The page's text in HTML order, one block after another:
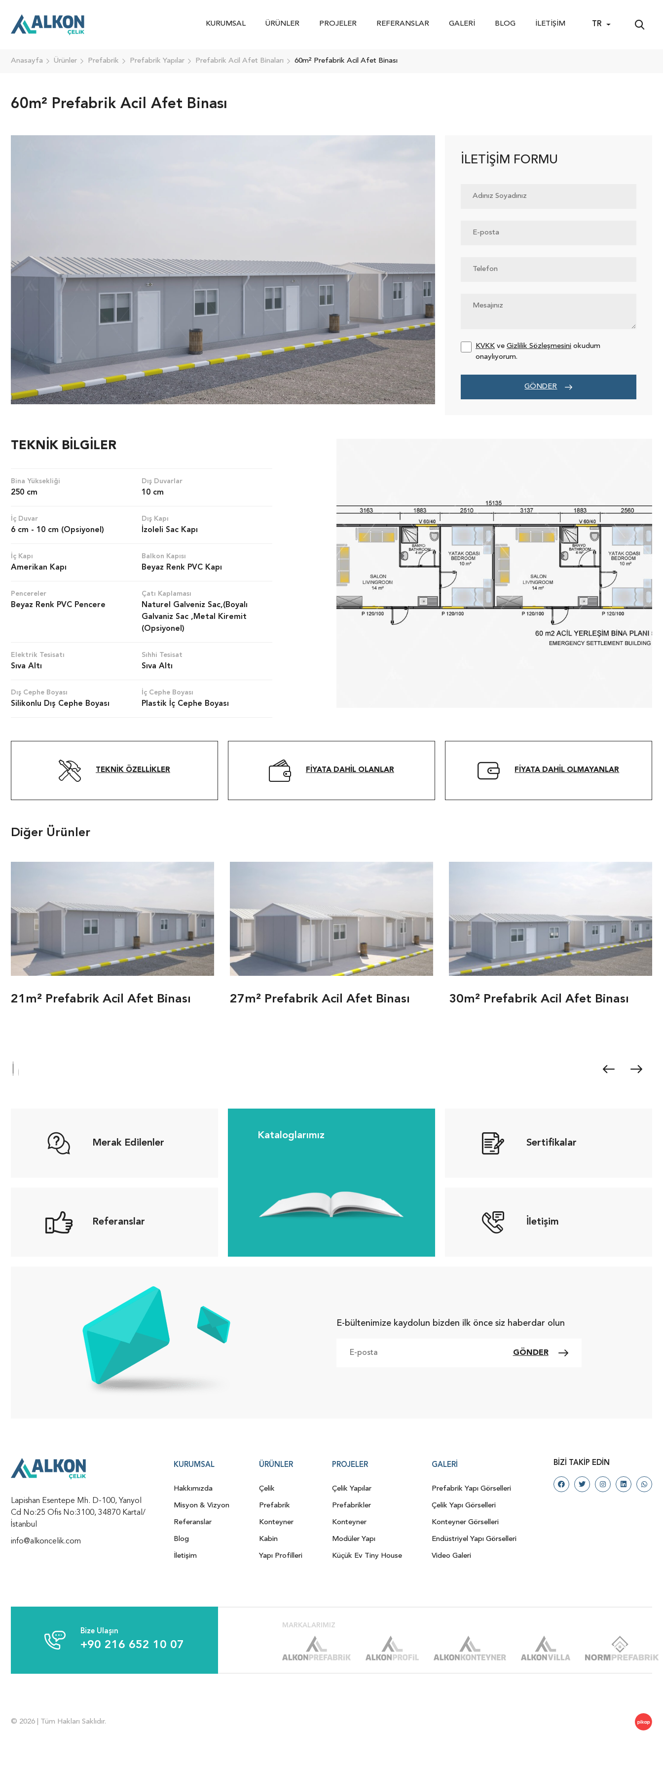
KURUMSAL ÜRÜNLER PROJELER REFERANSLAR GALERI BLOG İLETIŞIM TR
Anasayfa Ürünler Prefabrik Prefabrik Yapılar Prefabrik Acil Afet Binaları 60m² Prefabrik Acil Afet Binası
60m² Prefabrik Acil Afet Binası
İLETIŞIM FORMU
KVKK ve Gizlilik Sözleşmesini okudum
onaylıyorum.
GÖNDER
TEKNİK BİLGİLER
Bina Yüksekliği
250 cm
Dış Duvarlar
10 cm
İç Duvar
6 cm - 10 cm (Opsiyonel)
Dış Kapı
İzoleli Sac Kapı
İç Kapı
Amerikan Kapı
Balkon Kapısı
Beyaz Renk PVC Kapı
Pencereler
Beyaz Renk PVC Pencere
Çatı Kaplaması
Naturel Galveniz Sac,(Boyalı
Galvaniz Sac ,Metal Kiremit
(Opsiyonel)
Elektrik Tesisatı
Sıva Altı
Sıhhi Tesisat
Sıva Altı
Dış Cephe Boyası
Silikonlu Dış Cephe Boyası
İç Cephe Boyası
Plastik İç Cephe Boyası
TEKNIK ÖZELLIKLER FIYATA DAHIL OLANLAR FIYATA DAHIL OLMAYANLAR
Diğer Ürünler
21m² Prefabrik Acil Afet Binası 27m² Prefabrik Acil Afet Binası 30m² Prefabrik Acil Afet Binası
Merak Edilenler
Referanslar
Kataloglarımız
Sertifikalar
İletişim
E-bültenimize kaydolun bizden ilk önce siz haberdar olun
GÖNDER
Lapishan Esentepe Mh. D-100, Yanyol
Cd No:25 Ofis No:3100, 34870 Kartal/
İstanbul
info@alkoncelik.com
KURUMSAL
Hakkımızda
Misyon & Vizyon
Referanslar
Blog
İletişim
ÜRÜNLER
Çelik
Prefabrik
Konteyner
Kabin
Yapı Profilleri
PROJELER
Çelik Yapılar
Prefabrikler
Konteyner
Modüler Yapı
Küçük Ev Tiny House
GALERI
Prefabrik Yapı Görselleri
Çelik Yapı Görselleri
Konteyner Görselleri
Endüstriyel Yapı Görselleri
Video Galeri
BIZI TAKIP EDIN
Bize Ulaşın
+90 216 652 10 07
MARKALARIMIZ
© 2026 | Tüm Hakları Saklıdır.